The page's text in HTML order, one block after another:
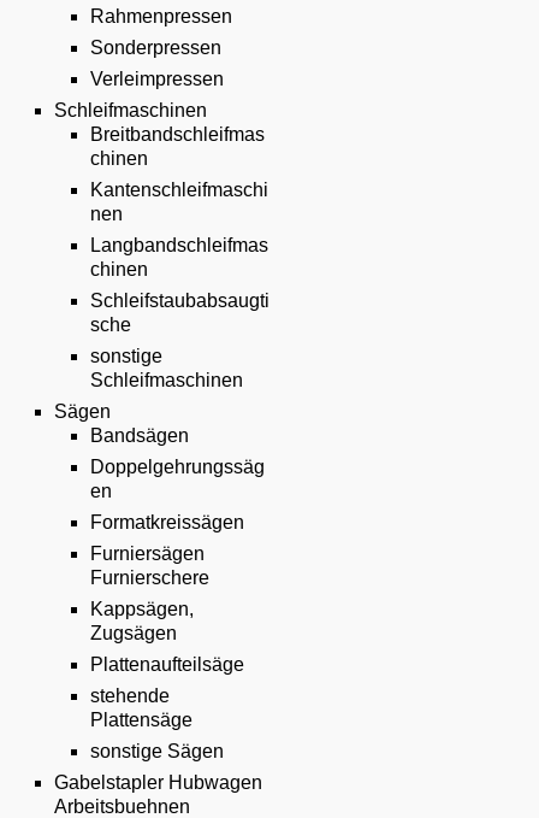
Rahmenpressen
Sonderpressen
Verleimpressen
Schleifmaschinen
Breitbandschleifmas
chinen
Kantenschleifmaschi
nen
Langbandschleifmas
chinen
Schleifstaubabsaugti
sche
sonstige
Schleifmaschinen
Sägen
Bandsägen
Doppelgehrungssäg
en
Formatkreissägen
Furniersägen
Furnierschere
Kappsägen,
Zugsägen
Plattenaufteilsäge
stehende
Plattensäge
sonstige Sägen
Gabelstapler Hubwagen
Arbeitsbuehnen